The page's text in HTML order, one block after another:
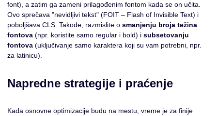
font), a zatim ga zameni prilagođenim fontom kada se on učita.
Ovo sprečava "nevidljivi tekst" (FOIT – Flash of Invisible Text) i
poboljšava CLS. Takođe, razmislite o smanjenju broja težina
fontova (npr. koristite samo regular i bold) i subsetovanju
fontova (uključivanje samo karaktera koji su vam potrebni, npr.
za latinicu).
Napredne strategije i praćenje
Kada osnovne optimizacije budu na mestu, vreme je za finije